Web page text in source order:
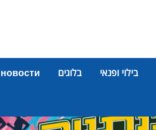
בילוי ופנאי בלוגים новости